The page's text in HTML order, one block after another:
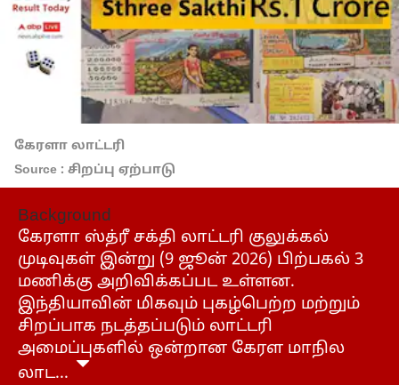
கேரளா லாட்டரி
Source : சிறப்பு ஏற்பாடு
Background
கேரளா ஸ்த்ரீ சக்தி லாட்டரி குலுக்கல்
முடிவுகள் இன்று (9 ஜூன் 2026) பிற்பகல் 3
மணிக்கு அறிவிக்கப்பட உள்ளன.
இந்தியாவின் மிகவும் புகழ்பெற்ற மற்றும்
சிறப்பாக நடத்தப்படும் லாட்டரி
அமைப்புகளில் ஒன்றான கேரள மாநில
லாட...